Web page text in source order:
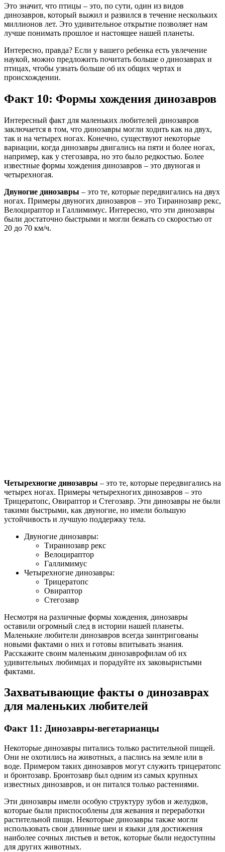
Это значит, что птицы – это, по сути, один из видов
динозавров, который выжил и развился в течение нескольких
миллионов лет. Это удивительное открытие позволяет нам
лучше понимать прошлое и настоящее нашей планеты.
Интересно, правда? Если у вашего ребенка есть увлечение
наукой, можно предложить почитать больше о динозаврах и
птицах, чтобы узнать больше об их общих чертах и
происхождении.
Факт 10: Формы хождения динозавров
Интересный факт для маленьких любителей динозавров
заключается в том, что динозавры могли ходить как на двух,
так и на четырех ногах. Конечно, существуют некоторые
вариации, когда динозавры двигались на пяти и более ногах,
например, как у стегозавра, но это было редкостью. Более
известные формы хождения динозавров – это двуногая и
четырехногая.
Двуногие динозавры – это те, которые передвигались на двух
ногах. Примеры двуногих динозавров – это Тираннозавр рекс,
Велоцираптор и Галлимимус. Интересно, что эти динозавры
были достаточно быстрыми и могли бежать со скоростью от
20 до 70 км/ч.
Четырехногие динозавры – это те, которые передвигались на
четырех ногах. Примеры четырехногих динозавров – это
Трицератопс, Овираптор и Стегозавр. Эти динозавры не были
такими быстрыми, как двуногие, но имели большую
устойчивость и лучшую поддержку тела.
Двуногие динозавры:
Тираннозавр рекс
Велоцираптор
Галлимимус
Четырехногие динозавры:
Трицератопс
Овираптор
Стегозавр
Несмотря на различные формы хождения, динозавры
оставили огромный след в истории нашей планеты.
Маленькие любители динозавров всегда заинтригованы
новыми фактами о них и готовы впитывать знания.
Расскажите своим маленьким динозаврофилам об их
удивительных любимцах и порадуйте их заковыристыми
фактами.
Захватывающие факты о динозаврах
для маленьких любителей
Факт 11: Динозавры-вегетарианцы
Некоторые динозавры питались только растительной пищей.
Они не охотились на животных, а паслись на земле или в
воде. Примером таких динозавров могут служить трицератопс
и бронтозавр. Бронтозавр был одним из самых крупных
известных динозавров, и он питался только растениями.
Эти динозавры имели особую структуру зубов и желудков,
которые были приспособлены для жевания и переработки
растительной пищи. Некоторые динозавры также могли
использовать свои длинные шеи и языки для достижения
наиболее сочных листьев и веток, которые были недоступны
для других животных.